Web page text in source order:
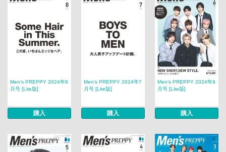
Men’s PREPPY 2024年8
月号 [Lite版]
購入
Men’s PREPPY 2024年7
月号 [Lite版]
購入
Men’s PREPPY 2024年6
月号 [Lite版]
購入